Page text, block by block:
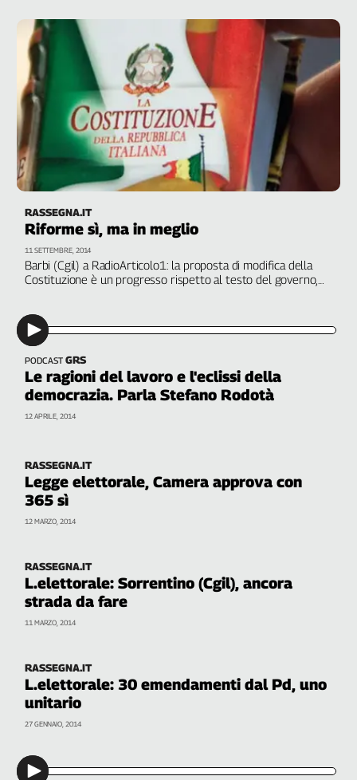
RASSEGNA.IT
Riforme sì, ma in meglio
Barbi (Cgil) a RadioArticolo1: la proposta di modifica della
Costituzione è un progresso rispetto al testo del governo,
11 SETTEMBRE, 2014
PODCAST GRS
Le ragioni del lavoro e l'eclissi della
democrazia. Parla Stefano Rodotà
12 APRILE, 2014
RASSEGNA.IT
Legge elettorale, Camera approva con
365 sì
12 MARZO, 2014
RASSEGNA.IT
L.elettorale: Sorrentino (Cgil), ancora
strada da fare
11 MARZO, 2014
RASSEGNA.IT
L.elettorale: 30 emendamenti dal Pd, uno
unitario
27 GENNAIO, 2014